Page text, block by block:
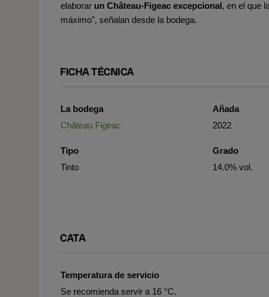
elaborar un Château-Figeac excepcional, en el que
máximo", señalan desde la bodega.
FICHA TÉCNICA
La bodega
Château Figeac
Tipo
Tinto
Añada
2022
Grado
14.0% vol.
CATA
Temperatura de servicio
Se recomienda servir a 16 °C.